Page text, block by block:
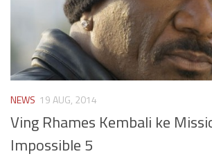
NEWS 19 AUG, 2014
Ving Rhames Kembali ke
Impossible 5